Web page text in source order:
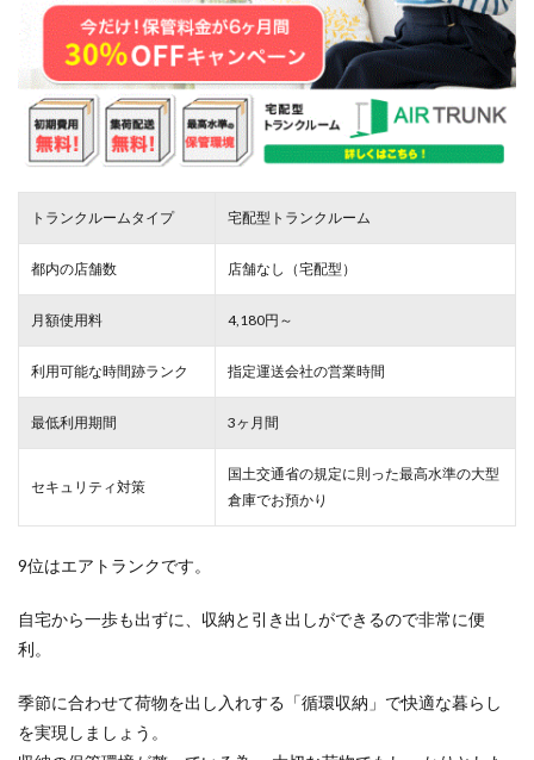
トランクルームタイプ 宅配型トランクルーム
都内の店舗数 店舗なし（宅配型）
月額使用料 4,180円～
利用可能な時間跡ランク 指定運送会社の営業時間
最低利用期間 3ヶ月間
セキュリティ対策
国土交通省の規定に則った最高水準の大型
倉庫でお預かり
9位はエアトランクです。
自宅から一歩も出ずに、収納と引き出しができるので非常に便
利。
季節に合わせて荷物を出し入れする「循環収納」で快適な暮らし
を実現しましょう。